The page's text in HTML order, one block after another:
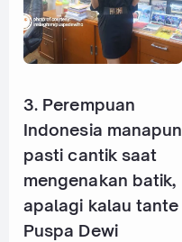
3. Perempuan
Indonesia manapun
pasti cantik saat
mengenakan batik,
apalagi kalau tante
Puspa Dewi